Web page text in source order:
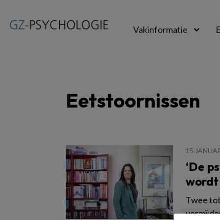
Vakinformatie
Eetstoornissen
15
‘De
wordt
Twee